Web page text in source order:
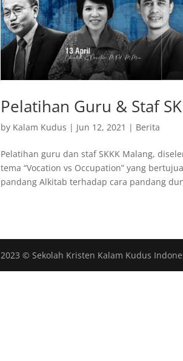
Pelatihan Guru & Staf
by Kalam Kudus | Jun 12, 2021 | Berita
Pelatihan guru dan staf SKKK Malang,
tema “Vocation vs Occupation” yang
pandang Alkitab terhadap cara pandang
2023 © Sekolah Kristen Kalam Kudus